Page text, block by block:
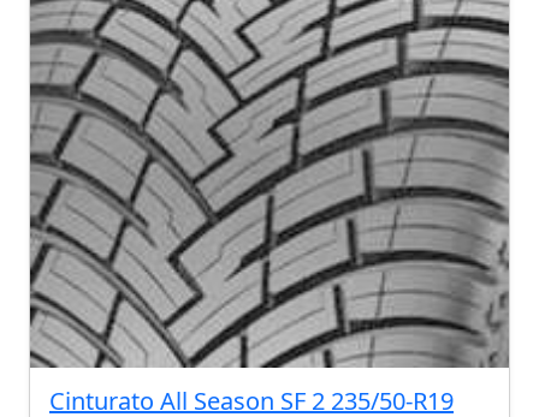
Cinturato All Season SF 2 235/50-R19